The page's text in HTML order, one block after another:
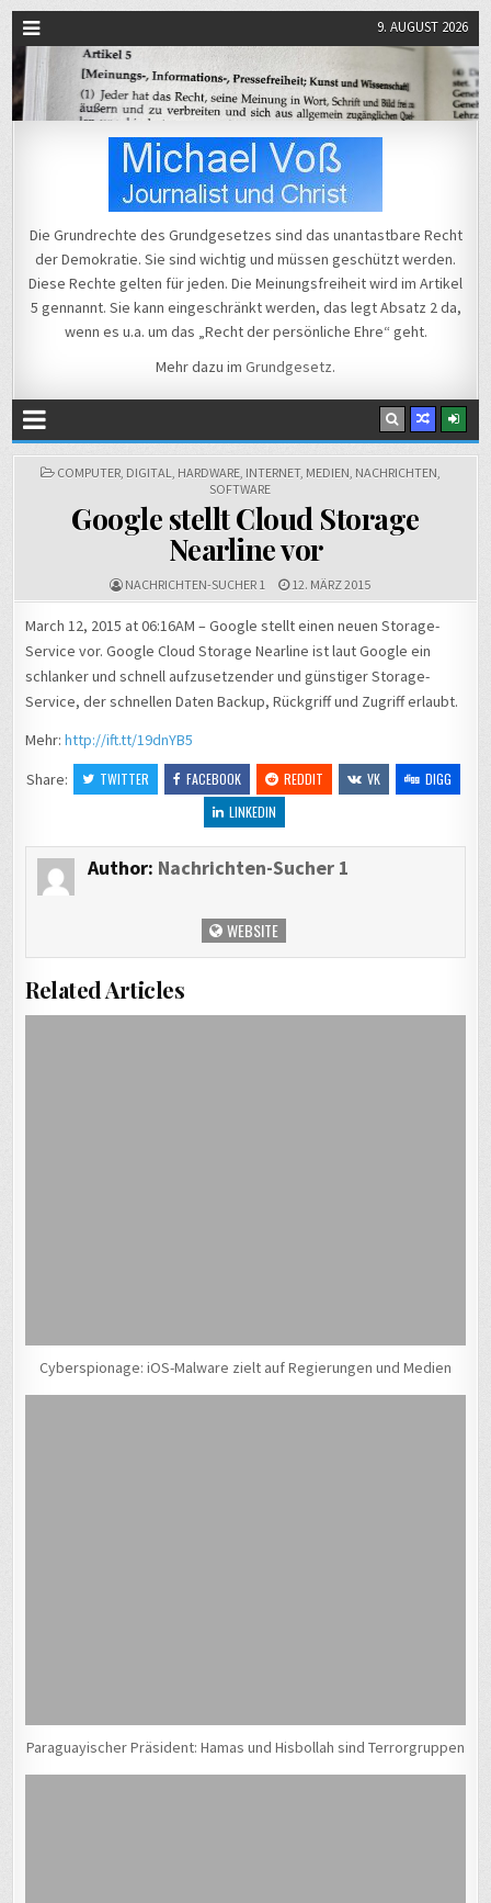
9. AUGUST 2026
Michael Voß
Die Grundrechte des Grundgesetzes sind das unantastbare Recht
der Demokratie. Sie sind wichtig und müssen geschützt werden.
Diese Rechte gelten für jeden. Die Meinungsfreiheit wird im Artikel
5 gennannt. Sie kann eingeschränkt werden, das legt Absatz 2 da,
wenn es u.a. um das „Recht der persönliche Ehre“ geht.
Mehr dazu im Grundgesetz.
POSTED
COMPUTER, DIGITAL, HARDWARE, INTERNET, MEDIEN, NACHRICHTEN,
SOFTWARE
Google stellt Cloud Storage
Nearline vor
NACHRICHTEN-SUCHER 1 12. MÄRZ 2015
March 12, 2015 at 06:16AM – Google stellt einen neuen Storage-
Service vor. Google Cloud Storage Nearline ist laut Google ein
schlanker und schnell aufzusetzender und günstiger Storage-
Service, der schnellen Daten Backup, Rückgriff und Zugriff erlaubt.
Mehr:http://ift.tt/19dnYB5
Share:
TWITTER FACEBOOK REDDIT VK
DIGG
LINKEDIN
Author: Nachrichten-Sucher 1
WEBSITE
Related Articles
Cyberspionage: iOS-Malware zielt auf Regierungen und Medien
Paraguayischer Präsident: Hamas und Hisbollah sind Terrorgruppen